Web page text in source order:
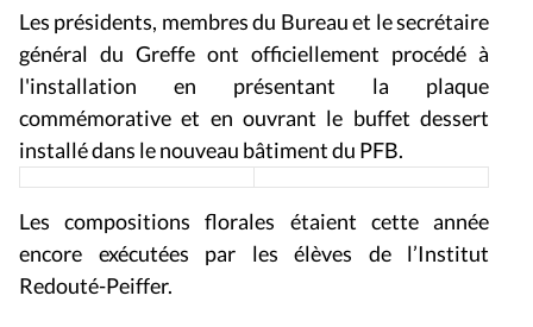
Les présidents, membres du Bureau et le secrétaire
général du Greffe ont officiellement procédé à
l'installation en présentant la plaque
commémorative et en ouvrant le buffet dessert
installé dans le nouveau bâtiment du PFB.
Les compositions florales étaient cette année
encore exécutées par les élèves de l’Institut
Redouté-Peiffer.